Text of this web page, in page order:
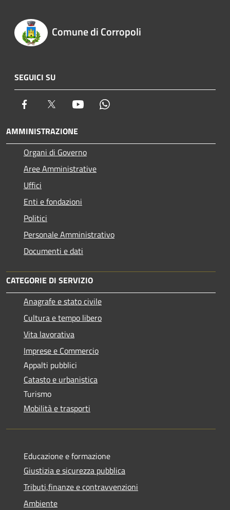
Comune di Corropoli
SEGUICI SU
Facebook Twitter Youtube
AMMINISTRAZIONE
Organi di Governo
Aree Amministrative
Uffici
Enti e fondazioni
Politici
Personale Amministrativo
Documenti e dati
CATEGORIE DI SERVIZIO
Anagrafe e stato civile
Cultura e tempo libero
Vita lavorativa
Imprese e Commercio
Appalti pubblici
Catasto e urbanistica
Turismo
Mobilità e trasporti
Educazione e formazione
Giustizia e sicurezza pubblica
Tributi,finanze e contravvenzioni
Ambiente